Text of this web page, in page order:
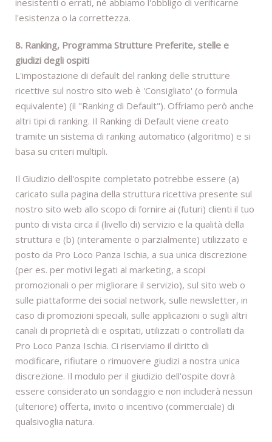
inesistenti o errati, né abbiamo l'obbligo di verificarne
l'esistenza o la correttezza.
8. Ranking, Programma Strutture Preferite, stelle e
giudizi degli ospiti
L'impostazione di default del ranking delle strutture
ricettive sul nostro sito web è 'Consigliato' (o formula
equivalente) (il "Ranking di Default"). Offriamo però anche
altri tipi di ranking. Il Ranking di Default viene creato
tramite un sistema di ranking automatico (algoritmo) e si
basa su criteri multipli.
Il Giudizio dell'ospite completato potrebbe essere (a)
caricato sulla pagina della struttura ricettiva presente sul
nostro sito web allo scopo di fornire ai (futuri) clienti il tuo
punto di vista circa il (livello di) servizio e la qualità della
struttura e (b) (interamente o parzialmente) utilizzato e
posto da Pro Loco Panza Ischia, a sua unica discrezione
(per es. per motivi legati al marketing, a scopi
promozionali o per migliorare il servizio), sul sito web o
sulle piattaforme dei social network, sulle newsletter, in
caso di promozioni speciali, sulle applicazioni o sugli altri
canali di proprietà di e ospitati, utilizzati o controllati da
Pro Loco Panza Ischia. Ci riserviamo il diritto di
modificare, rifiutare o rimuovere giudizi a nostra unica
discrezione. Il modulo per il giudizio dell'ospite dovrà
essere considerato un sondaggio e non includerà nessun
(ulteriore) offerta, invito o incentivo (commerciale) di
qualsivoglia natura.